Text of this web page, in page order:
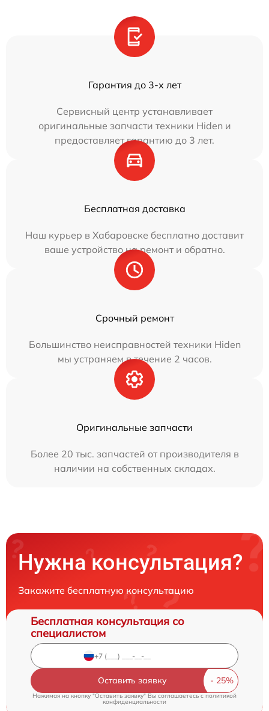
Гарантия до 3-х лет
Сервисный центр устанавливает
оригинальные запчасти техники Hiden и
предоставляет гарантию до 3 лет.
Бесплатная доставка
Наш курьер в Хабаровске бесплатно доставит
ваше устройство на ремонт и обратно.
Срочный ремонт
Большинство неисправностей техники Hiden
мы устраняем в течение 2 часов.
Оригинальные запчасти
Более 20 тыс. запчастей от производителя в
наличии на собственных складах.
Нужна консультация?
Закажите бесплатную консультацию
Бесплатная консультация со
специалистом
Оставить заявку
Нажимая на кнопку "Оставить заявку" Вы соглашаетесь cполитикой
конфиденциальности